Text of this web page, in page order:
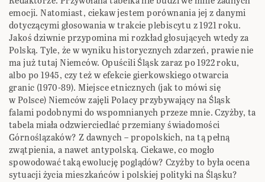
emocji. Natomiast, ciekaw jestem porównania jej z danymi
dotyczącymi głosowania w trakcie plebiscytu z 1921 roku.
Jakoś dziwnie przypomina mi rozkład głosujących wtedy za
Polską. Tyle, że w wyniku historycznych zdarzeń, prawie nie
ma już tutaj Niemców. Opuścili Śląsk zaraz po 1922 roku,
albo po 1945, czy też w efekcie gierkowskiego otwarcia
granic (1970-89). Miejsce etnicznych (jak to mówi się
w Polsce) Niemców zajęli Polacy przybywający na Śląsk
falami podobnymi do wspomnianych przeze mnie. Czyżby, ta
tabela miała odzwierciedlać przemiany świadomości
Górnoślązaków? Z dawnych – propolskich, na tą pełną
zwątpienia, a nawet antypolską. Ciekawe, co mogło
spowodować taką ewolucję poglądów? Czyżby to była ocena
sytuacji życia mieszkańców i polskiej polityki na Śląsku?